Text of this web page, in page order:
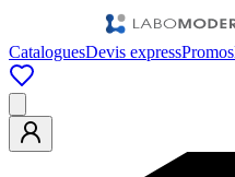
CataloguesDevis expressPromos